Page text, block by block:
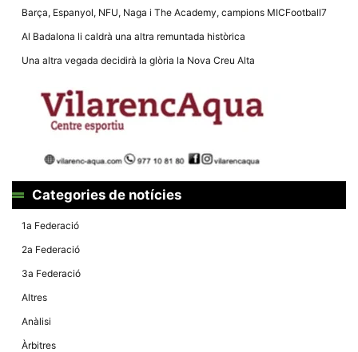
Barça, Espanyol, NFU, Naga i The Academy, campions MICFootball7
Al Badalona li caldrà una altra remuntada històrica
Una altra vegada decidirà la glòria la Nova Creu Alta
Categories de notícies
1a Federació
2a Federació
3a Federació
Altres
Anàlisi
Àrbitres
Necessàries
Aquestes
cookies no
són
opcionals,
són
funcionament
tècnic de la
web.